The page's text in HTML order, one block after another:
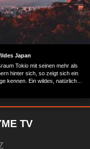
Japan
Tokio mit seinen mehr als
hinter sich, so zeigt sich ein
kennen. Ein wildes, natürliches
und seltenen Tieren.
TV